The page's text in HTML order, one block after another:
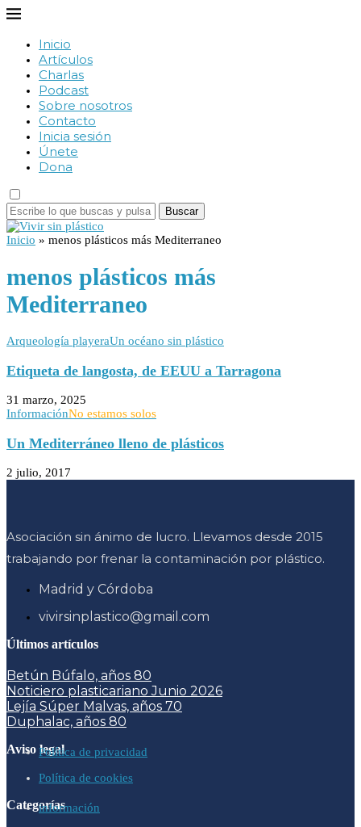
Inicio
Artículos
Charlas
Podcast
Sobre nosotros
Contacto
Inicia sesión
Únete
Dona
Buscar
Inicio » menos plásticos más Mediterraneo
menos plásticos más
Mediterraneo
Arqueología playeraUn océano sin plástico
Etiqueta de langosta, de EEUU a Tarragona
31 marzo, 2025
InformaciónNo estamos solos
Un Mediterráneo lleno de plásticos
2 julio, 2017
Asociación sin ánimo de lucro. Llevamos desde 2015
trabajando por frenar la contaminación por plástico.
Madrid y Córdoba
vivirsinplastico@gmail.com
Últimos artículos
Betún Búfalo, años 80
Noticiero plasticariano Junio 2026
Lejía Súper Malvas, años 70
Duphalac, años 80
Aviso legalPolítica de privacidad
Política de cookies
Categoríasinformación